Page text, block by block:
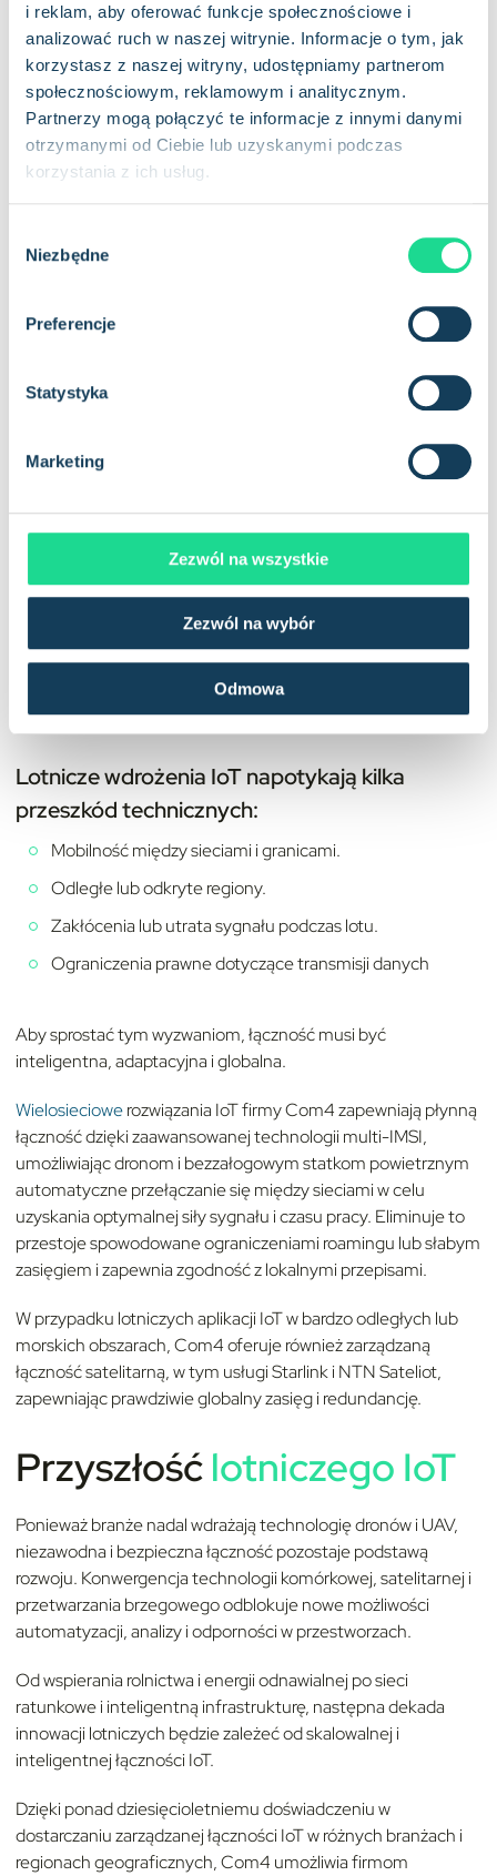
i reklam, aby oferować funkcje społecznościowe i
analizować ruch w naszej witrynie. Informacje o tym, jak
korzystasz z naszej witryny, udostępniamy partnerom
społecznościowym, reklamowym i analitycznym.
Partnerzy mogą połączyć te informacje z innymi danymi
otrzymanymi od Ciebie lub uzyskanymi podczas
korzystania z ich usług.
Niezbędne
Preferencje
Statystyka
Marketing
Zezwól na wszystkie
Zezwól na wybór
Odmowa
łańcuchów dostaw.
Monitorowanie środowiska
Agencje ochrony środowiska i naukowcy wykorzystują drony z
obsługą IoT do monitorowania jakości powietrza i wody,
satelitarnej, dane te mogą być przesyłane w czasie
Wyzwania związane
złącznością w lotniczym
IoT
Lotnicze wdrożenia IoT napotykają kilka
przeszkód technicznych:
Mobilność między sieciami i granicami.
Odległe lub odkryte regiony.
Zakłócenia lub utrata sygnału podczas lotu.
Ograniczenia prawne dotyczące transmisji danych
Aby sprostać tym wyzwaniom, łączność musi być
inteligentna, adaptacyjna i globalna.
Wielosieciowerozwiązania IoT firmy Com4 zapewniają płynną
łączność dzięki zaawansowanej technologii multi-IMSI,
umożliwiając dronom i bezzałogowym statkom powietrznym
automatyczne przełączanie się między sieciami w celu
uzyskania optymalnej siły sygnału i czasu pracy. Eliminuje to
przestoje spowodowane ograniczeniami roamingu lub słabym
zasięgiem i zapewnia zgodność z lokalnymi przepisami.
W przypadku lotniczych aplikacji IoT w bardzo odległych lub
morskich obszarach, Com4 oferuje również zarządzaną
łączność satelitarną, w tym usługi Starlink i NTN Sateliot,
zapewniając prawdziwie globalny zasięg i redundancję.
Przyszłośćlotniczego IoT
Ponieważ branże nadal wdrażają technologię dronów i UAV,
niezawodna i bezpieczna łączność pozostaje podstawą
rozwoju. Konwergencja technologii komórkowej, satelitarnej i
przetwarzania brzegowego odblokuje nowe możliwości
automatyzacji, analizy i odporności w przestworzach.
Od wspierania rolnictwa i energii odnawialnej po sieci
ratunkowe i inteligentną infrastrukturę, następna dekada
innowacji lotniczych będzie zależeć od skalowalnej i
inteligentnej łączności IoT.
Dzięki ponad dziesięcioletniemu doświadczeniu w
dostarczaniu zarządzanej łączności IoT w różnych branżach i
regionach geograficznych, Com4 umożliwia firmom